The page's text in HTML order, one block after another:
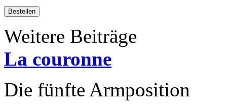
Bestellen
Weitere Beiträge
La couronne
Die fünfte Armposition